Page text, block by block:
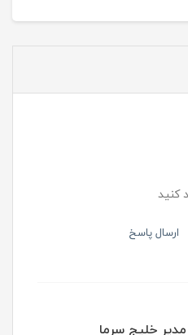
کنید
ارسال پاسخ
مدیر خلیج سرما